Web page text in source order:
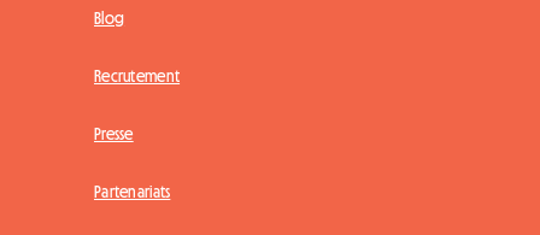
Blog
Recrutement
Presse
Partenariats